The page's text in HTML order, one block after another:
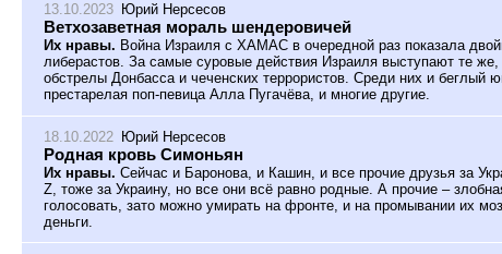
13.10.2023 Юрий Нерсесов
Ветхозаветная мораль шендеровичей
Их нравы. Война Израиля с ХАМАС в очередной раз показала
либерастов. За самые суровые действия Израиля выступают те же,
обстрелы Донбасса и чеченских террористов. Среди них и беглый
престарелая поп-певица Алла Пугачёва, и многие другие.
18.10.2022 Юрий Нерсесов
Родная кровь Симоньян
Их нравы. Сейчас и Баронова, и Кашин, и все прочие друзья за
Z, тоже за Украину, но все они всё равно родные. А прочие –
голосовать, зато можно умирать на фронте, и на промывании их
деньги.